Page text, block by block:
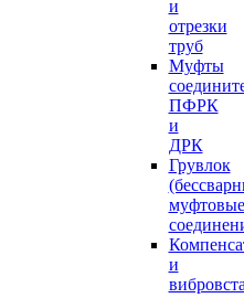
и
отрезки
труб
Муфты
ПФРК
и
ДРК
Грувлок
муфтовые
и